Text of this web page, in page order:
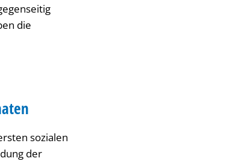
die
sozialen
der